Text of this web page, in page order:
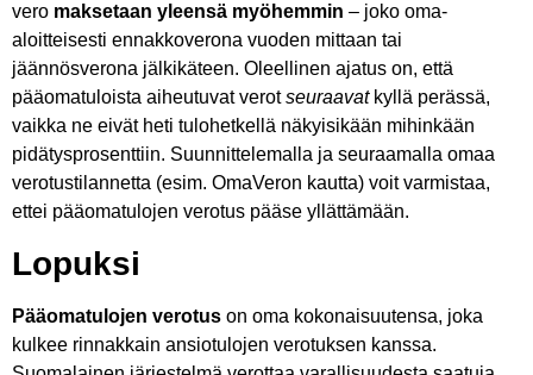
vero maksetaan yleensä myöhemmin – joko oma-
aloitteisesti ennakkoverona vuoden mittaan tai
jäännösverona jälkikäteen. Oleellinen ajatus on, että
pääomatuloista aiheutuvat verotseuraavatkyllä perässä,
vaikka ne eivät heti tulohetkellä näkyisikään mihinkään
pidätysprosenttiin. Suunnittelemalla ja seuraamalla omaa
verotustilannetta (esim. OmaVeron kautta) voit varmistaa,
ettei pääomatulojen verotus pääse yllättämään.
Lopuksi
Pääomatulojen verotus on oma kokonaisuutensa, joka
kulkee rinnakkain ansiotulojen verotuksen kanssa.